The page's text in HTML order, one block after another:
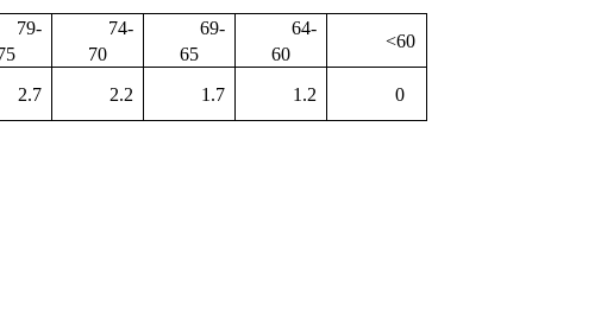
79-
74-
70
69-
65
64-
60
<60
2.7 2.2 1.7 1.2 0